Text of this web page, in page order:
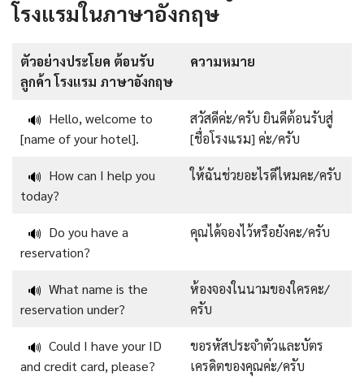
โรงแรมในภาษาอังกฤษ
ตัวอย่างประโยค ต้อนรับ
ลูกค้า โรงแรม ภาษาอังกฤษ
ความหมาย
🔊 Hello, welcome to
[name of your hotel].
สวัสดีค่ะ/ครับ ยินดีต้อนรับสู่
[ชื่อโรงแรม] ค่ะ/ครับ
🔊 How can I help you
today?
ให้ฉันช่วยอะไรดีไหมคะ/ครับ
🔊 Do you have a
reservation?
คุณได้จองไว้หรือยังคะ/ครับ
🔊 What name is the
reservation under?
ห้องจองในนามของใครคะ/
ครับ
🔊 Could I have your ID
and credit card, please?
ขอรหัสประจำตัวและบัตร
เครดิตของคุณค่ะ/ครับ